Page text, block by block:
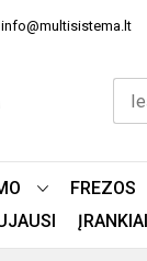
info@multisistema.lt
FREZOS